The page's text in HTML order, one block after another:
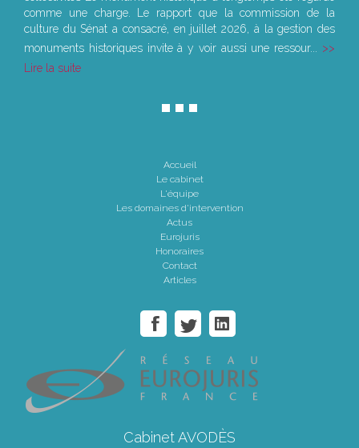
comme une charge. Le rapport que la commission de la
culture du Sénat a consacré, en juillet 2026, à la gestion des
monuments historiques invite à y voir aussi une ressour...
Lire la suite
Accueil
Le cabinet
L'équipe
Les domaines d'intervention
Actus
Eurojuris
Honoraires
Contact
Articles
Cabinet AVODÈS